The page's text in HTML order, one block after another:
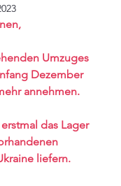
Umzuges
Dezember
annehmen.
das Lager
liefern.